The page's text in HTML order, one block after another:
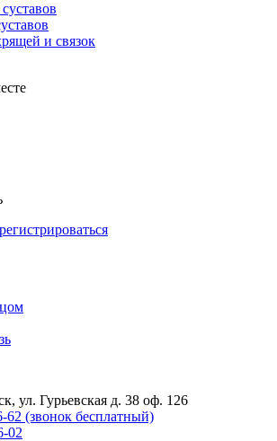
и связок
ул. Гурьевская д. 38 оф. 126
62 (звонок бесплатный)
02